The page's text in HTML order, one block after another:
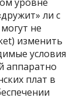
ли с
не
изменить
условия
аппаратно
плат в